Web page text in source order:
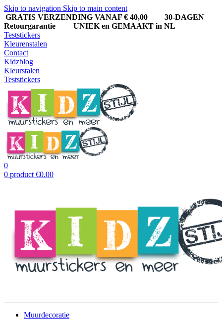
Skip to navigation Skip to main content
GRATIS VERZENDING VANAF € 40,00
30-DAGEN
Retourgarantie UNIEK en GEMAAKT in NL
Teststickers
Kleurenstalen
Contact
Kidzblog
Kleurstalen
Teststickers
0
0 product €0.00
Muurdecoratie